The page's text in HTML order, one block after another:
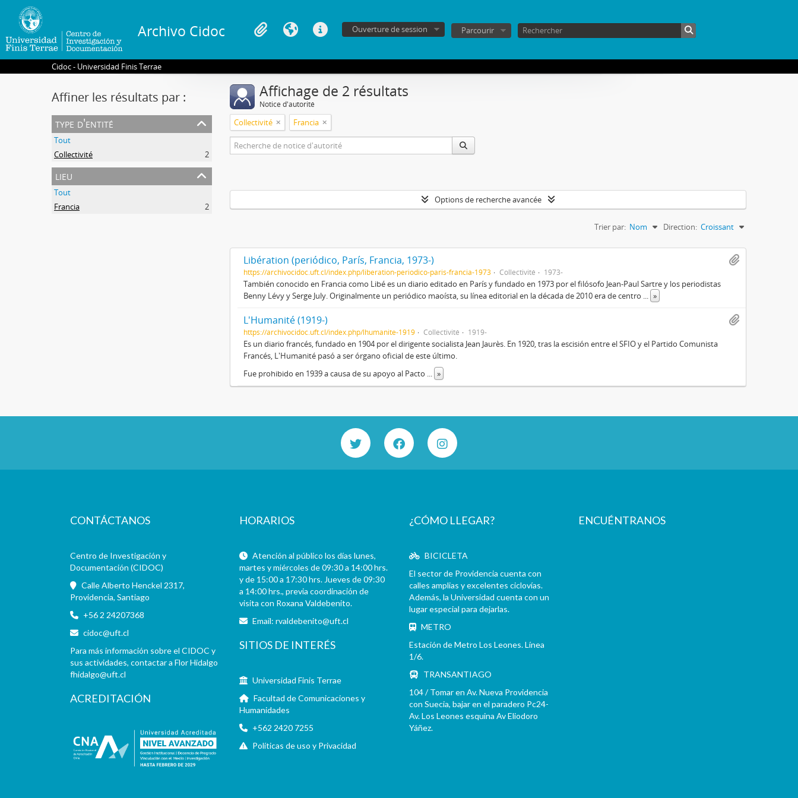
Archivo Cidoc Ouverture de session Parcourir
Cidoc - Universidad Finis Terrae
Affiner les résultats par :
type d'entité
Tout
Collectivité
2
lieu
Tout
Francia
2
Affichage de 2 résultats
Notice d'autorité
Collectivité Francia
Options de recherche avancée
Trier par: Nom Direction: Croissant
Libération (periódico, París, Francia, 1973-)
https://archivocidoc.uft.cl/index.php/liberation-periodico-paris-francia-1973 Collectivité 1973-
También conocido en Francia como Libé es un diario editado en París y fundado en 1973 por el filósofo Jean-Paul Sartre y los periodistas
Benny Lévy y Serge July. Originalmente un periódico maoísta, su línea editorial en la década de 2010 era de centro ... »
L'Humanité (1919-)
https://archivocidoc.uft.cl/index.php/lhumanite-1919 Collectivité 1919-
Es un diario francés, fundado en 1904 por el dirigente socialista Jean Jaurès. En 1920, tras la escisión entre el SFIO y el Partido Comunista
Francés, L'Humanité pasó a ser órgano oficial de este último.
Fue prohibido en 1939 a causa de su apoyo al Pacto ... »
CONTÁCTANOS
Centro de Investigación y
Documentación (CIDOC)
Calle Alberto Henckel 2317,
Providencia, Santiago
+56 2 24207368
cidoc@uft.cl
Para más información sobre el CIDOC y
sus actividades, contactar a Flor Hidalgo
fhidalgo@uft.cl
ACREDITACIÓN
HORARIOS
Atención al público los días lunes,
martes y miércoles de 09:30 a 14:00 hrs.
y de 15:00 a 17:30 hrs. Jueves de 09:30
a 14:00 hrs., previa coordinación de
visita con Roxana Valdebenito.
Email:rvaldebenito@uft.cl
SITIOS DE INTERÉS
Universidad Finis Terrae
Facultad de Comunicaciones y
Humanidades
+562 2420 7255
Políticas de uso y Privacidad
¿CÓMO LLEGAR?
BICICLETA
El sector de Providencia cuenta con
calles amplias y excelentes ciclovías.
Además, la Universidad cuenta con un
lugar especial para dejarlas.
METRO
Estación de Metro Los Leones. Línea
1/6.
TRANSANTIAGO
104 / Tomar en Av. Nueva Providencia
con Suecia, bajar en el paradero Pc24-
Av. Los Leones esquina Av Eliodoro
Yáñez.
ENCUÉNTRANOS